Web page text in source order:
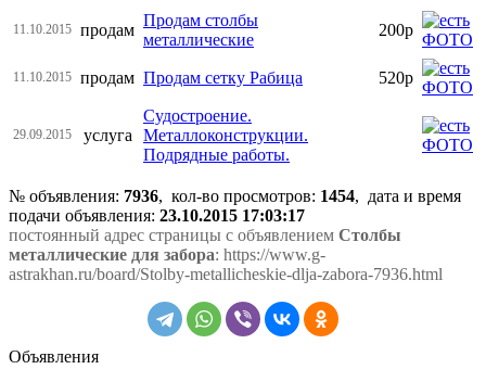
11.10.2015 продам
Продам столбы
металлические
200р
11.10.2015 продам Продам сетку Рабица 520р
29.09.2015 услуга
Судостроение.
Металлоконструкции.
Подрядные работы.
№ объявления: 7936, кол-во просмотров: 1454, дата и время
подачи объявления: 23.10.2015 17:03:17
постоянный адрес страницы с объявлением Столбы
металлические для забора: https://www.g-
astrakhan.ru/board/Stolby-metallicheskie-dlja-zabora-7936.html
Объявления